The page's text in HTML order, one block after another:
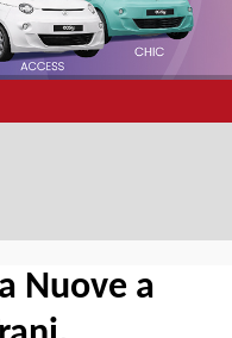
Nuove a